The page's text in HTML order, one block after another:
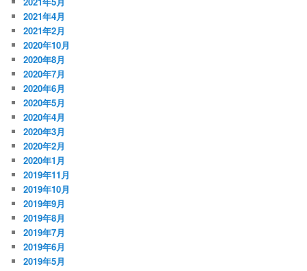
2021年4月
2021年2月
2020年10月
2020年8月
2020年7月
2020年6月
2020年5月
2020年4月
2020年3月
2020年2月
2020年1月
2019年11月
2019年10月
2019年9月
2019年8月
2019年7月
2019年6月
2019年5月